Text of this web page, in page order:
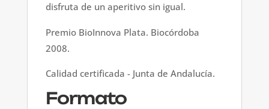
disfruta de un aperitivo sin igual.
Premio BioInnova Plata. Biocórdoba
2008.
Calidad certificada - Junta de Andalucía.
Formato